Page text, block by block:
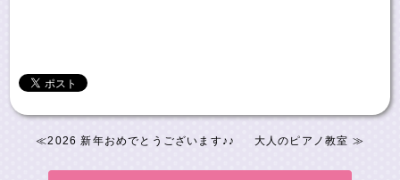
≪2026 新年おめでとうございます♪♪ 大人のピアノ教室 ≫